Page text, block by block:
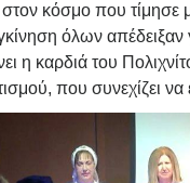
κόσμο που τίμησε
όλων
η καρδιά του
που συνεχίζει να